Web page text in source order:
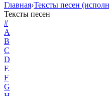
Главная›Тексты песен
Тексты песен
#
A
B
C
D
E
F
G